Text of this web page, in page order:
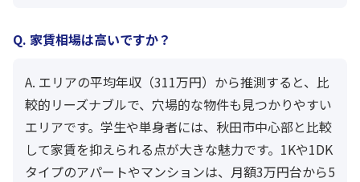
Q. 家賃相場は高いですか？
A. エリアの平均年収（311万円）から推測すると、比
較的リーズナブルで、穴場的な物件も見つかりやすい
エリアです。学生や単身者には、秋田市中心部と比較
して家賃を抑えられる点が大きな魅力です。1Kや1DK
タイプのアパートやマンションは、月額3万円台から5